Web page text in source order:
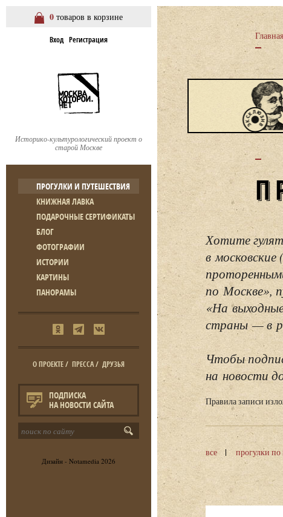
0 товаров в корзине
Вход Регистрация
Историко-культурологический проект о
старой Москве
ПРОГУЛКИ И ПУТЕШЕСТВИЯ
КНИЖНАЯ ЛАВКА
ПОДАРОЧНЫЕ СЕРТИФИКАТЫ
БЛОГ
ФОТОГРАФИИ
ИСТОРИИ
КАРТИНЫ
ПАНОРАМЫ
О ПРОЕКТЕ/ ПРЕССА/ ДРУЗЬЯ
ПОДПИСКА
НА НОВОСТИ САЙТА
Дизайн - Notamedia 2026
Главная
Хотите
в
по Москве»,
«На
страны — в
Чтобы
на новости
Правила записи
все прогулки по